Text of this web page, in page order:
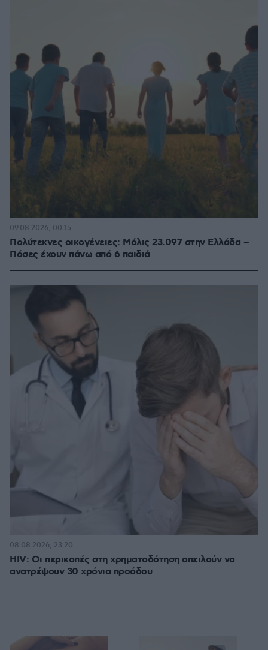
Πολύτεκνες οικογένειες: Μόλις 23.097 στην Ελλάδα –
Πόσες έχουν πάνω από 6 παιδιά
09.08.2026, 00:15
HIV: Οι περικοπές στη χρηματοδότηση απειλούν να
ανατρέψουν 30 χρόνια προόδου
08.08.2026, 23:20